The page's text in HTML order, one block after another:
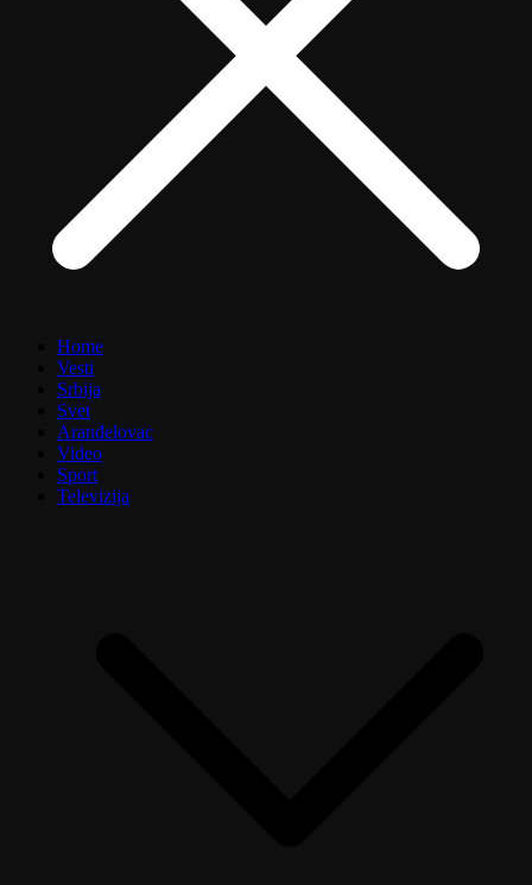
Home
Vesti
Srbija
Svet
Aranđelovac
Video
Sport
Televizija